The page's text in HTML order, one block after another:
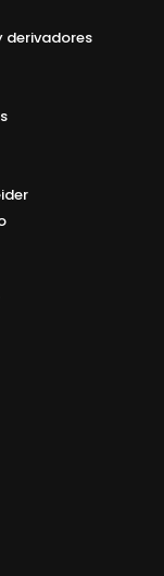
derivadores